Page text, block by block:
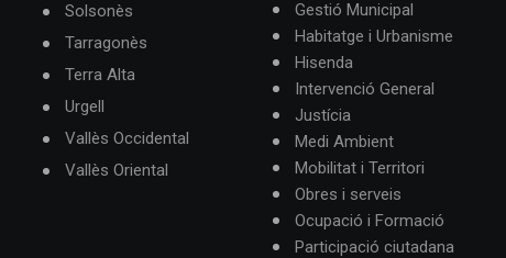
Solsonès
Tarragonès
Terra Alta
Urgell
Vallès Occidental
Vallès Oriental
Gestió Municipal
Habitatge i Urbanisme
Hisenda
Intervenció General
Justícia
Medi Ambient
Mobilitat i Territori
Obres i serveis
Ocupació i Formació
Participació ciutadana